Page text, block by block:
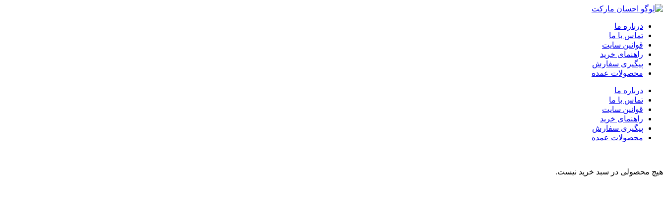
درباره ما
تماس با ما
قوانین سایت
راهنمای خرید
پیگیری سفارش
محصولات عمده
درباره ما
تماس با ما
قوانین سایت
راهنمای خرید
پیگیری سفارش
محصولات عمده
هیچ محصولی در سبد خرید نیست.